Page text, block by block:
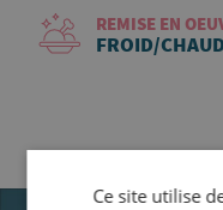
REMISE EN
FROID/
Ce site utilise